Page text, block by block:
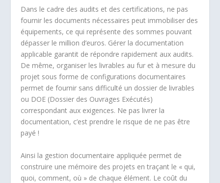
Dans le cadre des audits et des certifications, ne pas
fournir les documents nécessaires peut immobiliser des
équipements, ce qui représente des sommes pouvant
dépasser le million d’euros. Gérer la documentation
applicable garantit de répondre rapidement aux audits.
De même, organiser les livrables au fur et à mesure du
projet sous forme de configurations documentaires
permet de fournir sans difficulté un dossier de livrables
ou DOE (Dossier des Ouvrages Exécutés)
correspondant aux exigences. Ne pas livrer la
documentation, c’est prendre le risque de ne pas être
payé !
Ainsi la gestion documentaire appliquée permet de
construire une mémoire des projets en traçant le « qui,
quoi, comment, où » de chaque élément. Le coût du